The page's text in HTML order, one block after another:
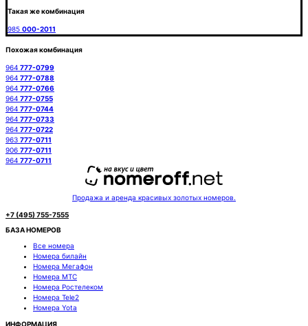
Такая же комбинация
985 000-2011
Похожая комбинация
964 777-0799
964 777-0788
964 777-0766
964 777-0755
964 777-0744
964 777-0733
964 777-0722
963 777-0711
906 777-0711
964 777-0711
Продажа и аренда красивых золотых номеров.
+7 (495) 755-7555
БАЗА НОМЕРОВ
Все номера
Номера билайн
Номера Мегафон
Номера МТС
Номера Ростелеком
Номера Tele2
Номера Yota
ИНФОРМАЦИЯ